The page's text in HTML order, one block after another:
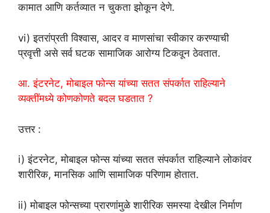
कामात आणि कर्तव्यात न चुकता झोकून देणे.
vi) इतरांप्रती विश्वास, आदर व माणसांचा स्वीकार करण्याची
प्रवृत्ती असे सर्व घटक सामाजिक आरोग्य टिकवून ठेवतात.
आ. इंटरनेट, मोबाइल फोन्स यांच्या सतत संपर्कात राहिल्याने
व्यक्तींमध्ये कोणकोणते बदल घडतात ?
उत्तर :
i) इंटरनेट, मोबाइल फोन्स यांच्या सतत संपर्कात राहिल्याने लोकांवर
शारीरिक, मानसिक आणि सामाजिक परिणाम होतात.
ii) मोबाइल फोन्सच्या प्रारणांमुळे शारीरिक समस्या देखील निर्माण